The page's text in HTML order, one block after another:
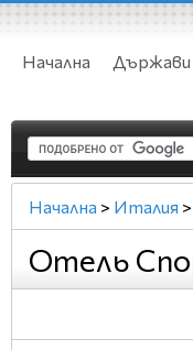
Начална Държави
Начална > Италия >
Отель